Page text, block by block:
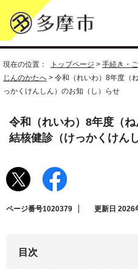
現在の位置： トップページ > 手続き・
じんのかたへ > 令和（れいわ）8年度（
っかくけんしん）のお知（し）らせ
令和（れいわ）8年度（ね
結核健診（けっかくけん
ページ番号1020379 更新日 2026
目次